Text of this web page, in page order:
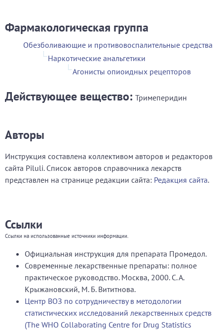
Фармакологическая группа
Обезболивающие и противовоспалительные средства
Наркотические анальгетики
Агонисты опиоидных рецепторов
Действующее вещество: Тримеперидин
Авторы
Инструкция составлена коллективом авторов и редакторов
сайта Piluli. Список авторов справочника лекарств
представлен на странице редакции сайта: Редакция сайта.
Ссылки
Ссылки на использованные источники информации.
Официальная инструкция для препарата Промедол.
Современные лекарственные препараты: полное
практическое руководство. Москва, 2000. С. А.
Крыжановский, М. Б. Вититнова.
Центр ВОЗ по сотрудничеству в методологии
статистических исследований лекарственных средств
(The WHO Collaborating Centre for Drug Statistics